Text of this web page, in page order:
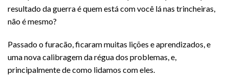
resultado da guerra é quem está com você lá nas trincheiras,
não é mesmo?
Passado o furacão, ficaram muitas lições e aprendizados, e
uma nova calibragem da régua dos problemas, e,
principalmente de como lidamos com eles.